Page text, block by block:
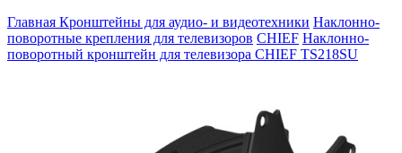
Главная Кронштейны для аудио- и видеотехники Наклонно-
поворотные крепления для телевизоров CHIEF Наклонно-
поворотный кронштейн для телевизора CHIEF TS218SU